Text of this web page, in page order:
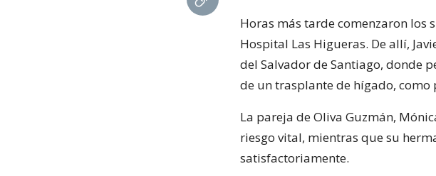
Horas más tarde comenzaron los
Hospital Las Higueras. De allí,
del Salvador de Santiago, donde
de un trasplante de hígado,
La pareja de Oliva Guzmán,
riesgo vital, mientras que su
satisfactoriamente.